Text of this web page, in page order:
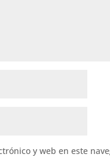
y web en este